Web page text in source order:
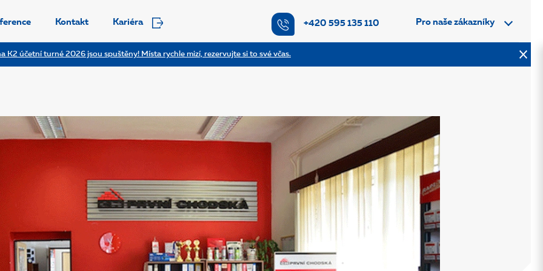
K2 účetní turné 2026 jsou spuštěny! Místa rychle mizí, rezervujte si to své včas.
Kontakt Kariéra +420 595 135 110 Pro naše zákazníky